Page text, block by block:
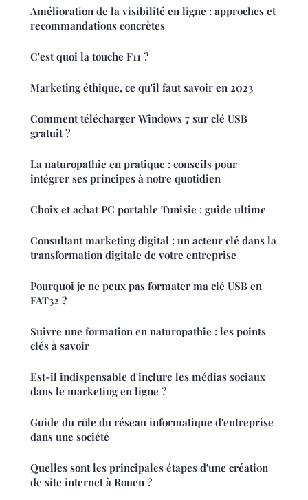
Amélioration de la visibilité en ligne : approches et
recommandations concrètes
C'est quoi la touche F11 ?
Marketing éthique, ce qu'il faut savoir en 2023
Comment télécharger Windows 7 sur clé USB
gratuit ?
La naturopathie en pratique : conseils pour
intégrer ses principes à notre quotidien
Choix et achat PC portable Tunisie : guide ultime
Consultant marketing digital : un acteur clé dans la
transformation digitale de votre entreprise
Pourquoi je ne peux pas formater ma clé USB en
FAT32 ?
Suivre une formation en naturopathie : les points
clés à savoir
Est-il indispensable d'inclure les médias sociaux
dans le marketing en ligne ?
Guide du rôle du réseau informatique d'entreprise
dans une société
Quelles sont les principales étapes d'une création
de site internet à Rouen ?